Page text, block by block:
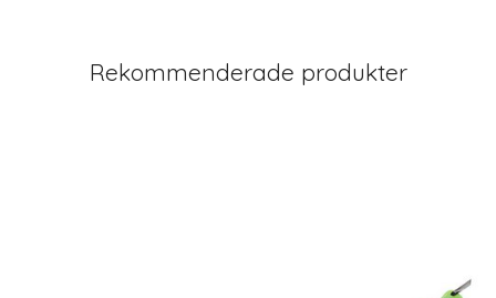
Rekommenderade produkter